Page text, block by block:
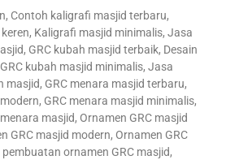
Contoh kaligrafi masjid terbaru,
Kaligrafi masjid minimalis, Jasa
GRC kubah masjid terbaik, Desain
kubah masjid minimalis, Jasa
masjid, GRC menara masjid terbaru,
GRC menara masjid minimalis,
masjid, Ornamen GRC masjid
GRC masjid modern, Ornamen GRC
ornamen GRC masjid,